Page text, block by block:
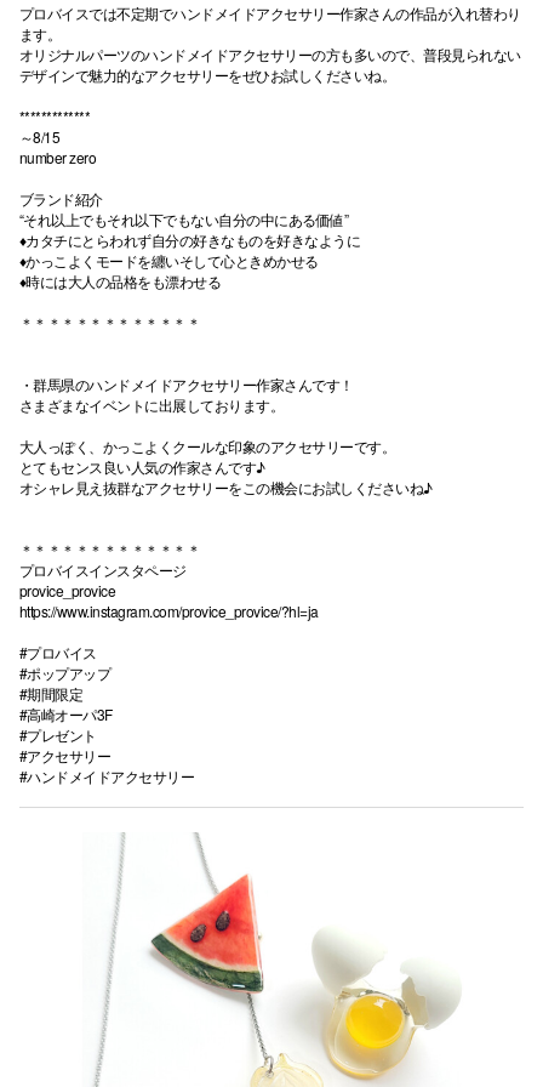
プロバイスでは不定期でハンドメイドアクセサリー作家さんの作品が入れ替わり
ます。
オリジナルパーツのハンドメイドアクセサリーの方も多いので、普段見られない
デザインで魅力的なアクセサリーをぜひお試しくださいね。
*************
～8/15
number zero
ブランド紹介
“それ以上でもそれ以下でもない自分の中にある価値”
♦︎カタチにとらわれず自分の好きなものを好きなように
♦︎かっこよくモードを纏いそして心ときめかせる
♦︎時には大人の品格をも漂わせる
＊＊＊＊＊＊＊＊＊＊＊＊＊
・群馬県のハンドメイドアクセサリー作家さんです！
さまざまなイベントに出展しております。
大人っぽく、かっこよくクールな印象のアクセサリーです。
とてもセンス良い人気の作家さんです♪
オシャレ見え抜群なアクセサリーをこの機会にお試しくださいね♪
＊＊＊＊＊＊＊＊＊＊＊＊＊
プロバイスインスタページ
provice_provice
https://www.instagram.com/provice_provice/?hl=ja
#プロバイス
#ポップアップ
#期間限定
#高崎オーパ3F
#プレゼント
#アクセサリー
#ハンドメイドアクセサリー